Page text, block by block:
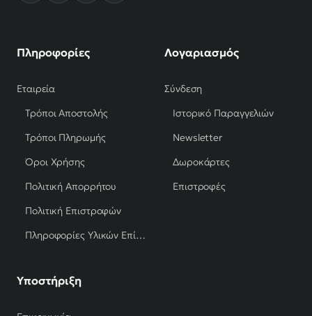
Πληροφορίες
Εταιρεία
Τρόποι Αποστολής
Τρόποι Πληρωμής
Όροι Χρήσης
Πολιτική Απορρήτου
Πολιτική Επιστροφών
Πληροφορίες Υλικών Επίπλων
Λογαριασμός
Σύνδεση
Ιστορικό Παραγγελιών
Newsletter
Δωροκάρτες
Επιστροφές
Υποστήριξη